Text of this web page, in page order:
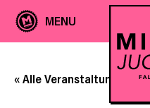
« Alle Veranstaltungen